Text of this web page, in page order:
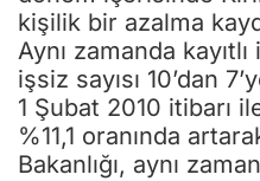
kişilik bir azalma
Aynı zamanda
işsiz sayısı 10’dan
1 Şubat 2010 itibarı
%11,1 oranında
Bakanlığı, aynı